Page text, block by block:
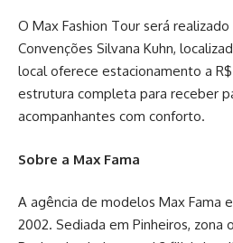
O Max Fashion Tour será
Convenções Silvana Kuhn,
local oferece estacionamento a
estrutura completa para receber
acompanhantes com conforto.
Sobre a Max Fama
A agência de modelos Max Fama
2002. Sediada em Pinheiros, zona